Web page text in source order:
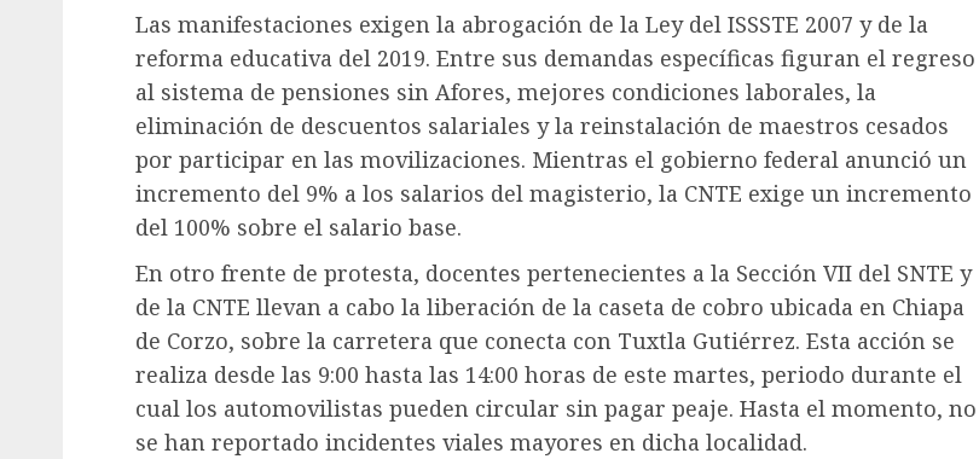
Las manifestaciones exigen la abrogación de la Ley del ISSSTE 2007 y de la
reforma educativa del 2019. Entre sus demandas específicas figuran el regreso
al sistema de pensiones sin Afores, mejores condiciones laborales, la
eliminación de descuentos salariales y la reinstalación de maestros cesados
por participar en las movilizaciones. Mientras el gobierno federal anunció un
incremento del 9% a los salarios del magisterio, la CNTE exige un incremento
del 100% sobre el salario base.
En otro frente de protesta, docentes pertenecientes a la Sección VII del SNTE y
de la CNTE llevan a cabo la liberación de la caseta de cobro ubicada en Chiapa
de Corzo, sobre la carretera que conecta con Tuxtla Gutiérrez. Esta acción se
realiza desde las 9:00 hasta las 14:00 horas de este martes, periodo durante el
cual los automovilistas pueden circular sin pagar peaje. Hasta el momento, no
se han reportado incidentes viales mayores en dicha localidad.